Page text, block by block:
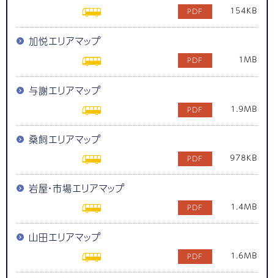
154KB
加悦エリアマップ
1MB
与謝エリアマップ
1.9MB
桑飼エリアマップ
978KB
岩屋・市場エリアマップ
1.4MB
山田エリアマップ
1.6MB